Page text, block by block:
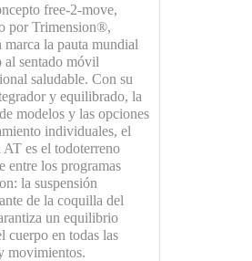
free-2-move,
por Trimension®,
la pauta mundial
al sentado móvil
saludable. Con su
y equilibrado, la
modelos y las opciones
individuales, el
AT es el todoterreno
entre los programas
la suspensión
de la coquilla del
un equilibrio
cuerpo en todas las
movimientos.